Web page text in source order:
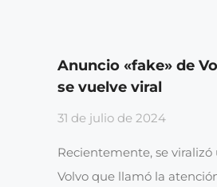
Anuncio «fake» de
se vuelve viral
31 de julio de 2024
Recientemente, se
Volvo que llamó la